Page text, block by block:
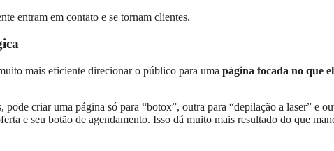
entram em contato e se tornam clientes.
mais eficiente direcionar o público para uma página focada no que
criar uma página só para “botox”, outra para “depilação a laser” e
e seu botão de agendamento. Isso dá muito mais resultado do que